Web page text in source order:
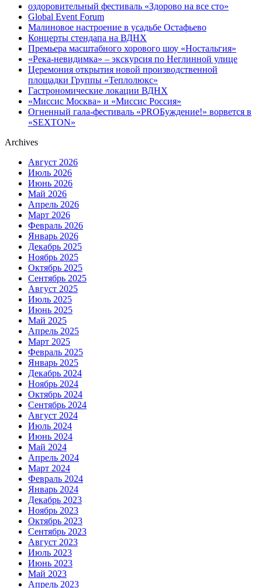
оздоровительный фестиваль «Здорово на все сто»
Global Event Forum
Малиновое настроение в усадьбе Остафьево
Концерты стендапа на ВДНХ
Премьера масштабного хорового шоу «Ностальгия»
«Река-невидимка» – экскурсия по Неглинной улице
Церемония открытия новой производственной
площадки Группы «Теплолюкс»
Гастрономические локации ВДНХ
«Миссис Москва» и «Миссис Россия»
Огненный гала-фестиваль «PROБуждение!» ворвется в
«SEXTON»
Archives
Август 2026
Июль 2026
Июнь 2026
Май 2026
Апрель 2026
Март 2026
Февраль 2026
Январь 2026
Декабрь 2025
Ноябрь 2025
Октябрь 2025
Сентябрь 2025
Август 2025
Июль 2025
Июнь 2025
Май 2025
Апрель 2025
Март 2025
Февраль 2025
Январь 2025
Декабрь 2024
Ноябрь 2024
Октябрь 2024
Сентябрь 2024
Август 2024
Июль 2024
Июнь 2024
Май 2024
Апрель 2024
Март 2024
Февраль 2024
Январь 2024
Декабрь 2023
Ноябрь 2023
Октябрь 2023
Сентябрь 2023
Август 2023
Июль 2023
Июнь 2023
Май 2023
Апрель 2023